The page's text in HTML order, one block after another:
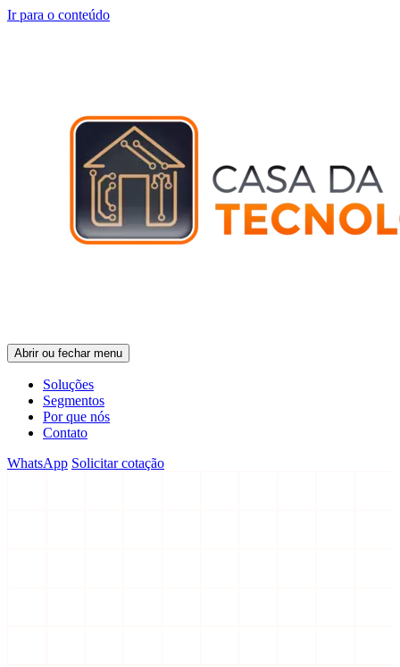
Ir para o conteúdo
Abrir ou fechar menu
Soluções
Segmentos
Por que nós
Contato
WhatsApp Solicitar cotação